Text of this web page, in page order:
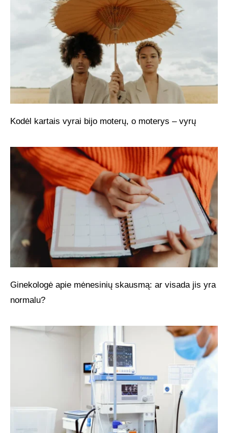
Kodėl kartais vyrai bijo moterų, o moterys – vyrų
Ginekologė apie mėnesinių skausmą: ar visada jis yra
normalu?